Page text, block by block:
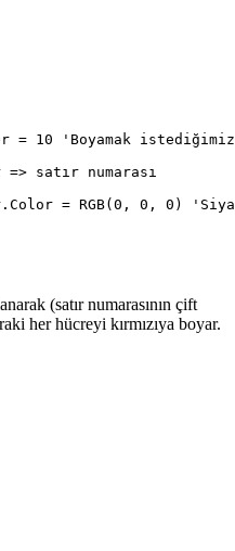
= 10 'Boyamak
=> satır numarası
= RGB(0, 0, 0)
(satır numarasının çift
her hücreyi kırmızıya boyar.